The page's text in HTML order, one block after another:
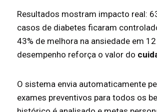
Resultados mostram impacto real:
casos de diabetes ficaram
43% de melhora na ansiedade em
desempenho reforça o valor do
O sistema envia automaticamente
exames preventivos para todos os